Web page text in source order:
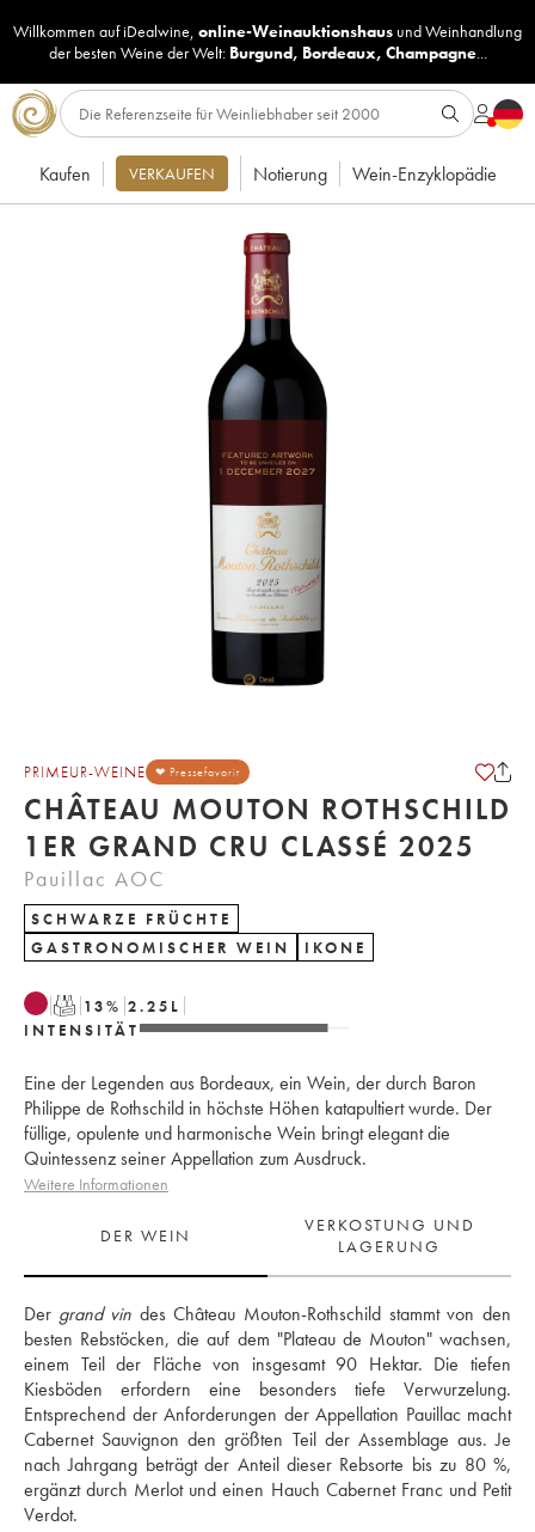
Willkommen auf iDealwine, online-Weinauktionshaus undWeinhandlung
der besten Weine der Welt: Burgund, Bordeaux, Champagne...
Kaufen VERKAUFEN Notierung Wein-Enzyklopädie
PRIMEUR-WEINE ❤ Pressefavorit
CHÂTEAU MOUTON ROTHSCHILD
1ER GRAND CRU CLASSÉ 2025
Pauillac AOC
SCHWARZE FRÜCHTE
GASTRONOMISCHER WEIN
IKONE
T 13% 2.25 L
INTENSITÄT
Eine der Legenden aus Bordeaux, ein Wein, der durch Baron
Philippe de Rothschild in höchste Höhen katapultiert wurde. Der
füllige, opulente und harmonische Wein bringt elegant die
Quintessenz seiner Appellation zum Ausdruck.
Weitere Informationen
DER WEIN
VERKOSTUNG UND
LAGERUNG
Der grand vin des Château Mouton-Rothschild stammt von den
besten Rebstöcken, die auf dem "Plateau de Mouton" wachsen,
einem Teil der Fläche von insgesamt 90 Hektar. Die tiefen
Kiesböden erfordern eine besonders tiefe Verwurzelung.
Entsprechend der Anforderungen der Appellation Pauillac macht
Cabernet Sauvignon den größten Teil der Assemblage aus. Je
nach Jahrgang beträgt der Anteil dieser Rebsorte bis zu 80 %,
ergänzt durch Merlot und einen Hauch Cabernet Franc und Petit
Verdot.